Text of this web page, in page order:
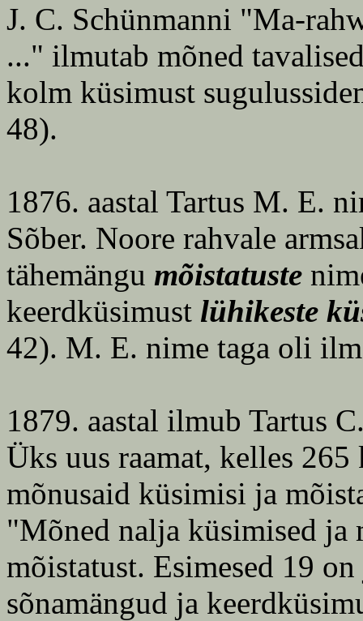
J. C. Schünmanni "Ma-
..." ilmutab mõned
kolm küsimust
48).
1876. aastal Tartus M. E.
Sõber. Noore rahvale
tähemängu mõistatuste
keerdküsimust lühikeste
42). M. E. nime taga oli
1879. aastal ilmub Tartus
Üks uus raamat, kelles
mõnusaid küsimisi ja
"Mõned nalja küsimised ja
mõistatust. Esimesed 19
sõnamängud ja